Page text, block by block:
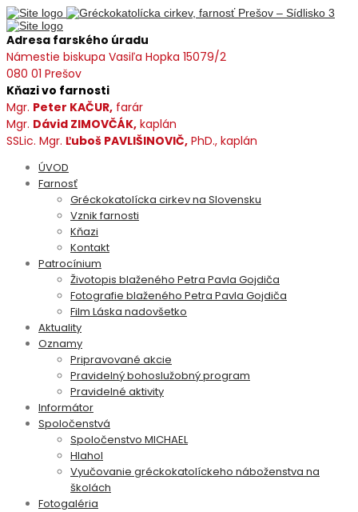
Adresa farského úradu
Námestie biskupa Vasiľa Hopka 15079/2
080 01 Prešov
Kňazi vo farnosti
Mgr. Peter KAČUR, farár
Mgr. Dávid ZIMOVČÁK, kaplán
SSLic. Mgr. Ľuboš PAVLIŠINOVIČ, PhD., kaplán
ÚVOD
Farnosť
Gréckokatolícka cirkev na Slovensku
Vznik farnosti
Kňazi
Kontakt
Patrocínium
Životopis blaženého Petra Pavla Gojdiča
Fotografie blaženého Petra Pavla Gojdiča
Film Láska nadovšetko
Aktuality
Oznamy
Pripravované akcie
Pravidelný bohoslužobný program
Pravidelné aktivity
Informátor
Spoločenstvá
Spoločenstvo MICHAEL
Hlahol
Vyučovanie gréckokatolíckeho náboženstva na
školách
Fotogaléria